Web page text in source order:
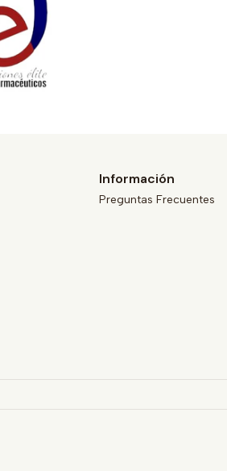
Información
Preguntas Frecuentes